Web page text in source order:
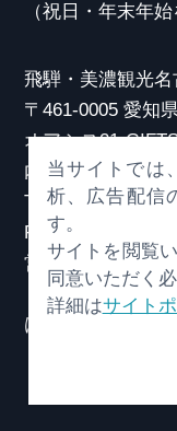
（祝日・年末年始
飛騨・美濃観光
〒461-0005 愛知
オアシス21
内
TEL：052-253-
FAX：052-253-6186
営業時間：10:00
（原則、元日を
は18:30まで
© （一社）岐
当サイトでは
析、広告配信
す。
サイトを閲覧
同意いただく
詳細はサイト